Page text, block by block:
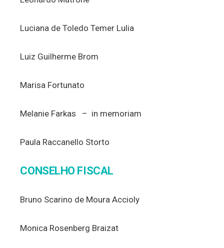
Luciana de Toledo Temer Lulia
Luiz Guilherme Brom
Marisa Fortunato
Melanie Farkas – in memoriam
Paula Raccanello Storto
CONSELHO FISCAL
Bruno Scarino de Moura Accioly
Monica Rosenberg Braizat